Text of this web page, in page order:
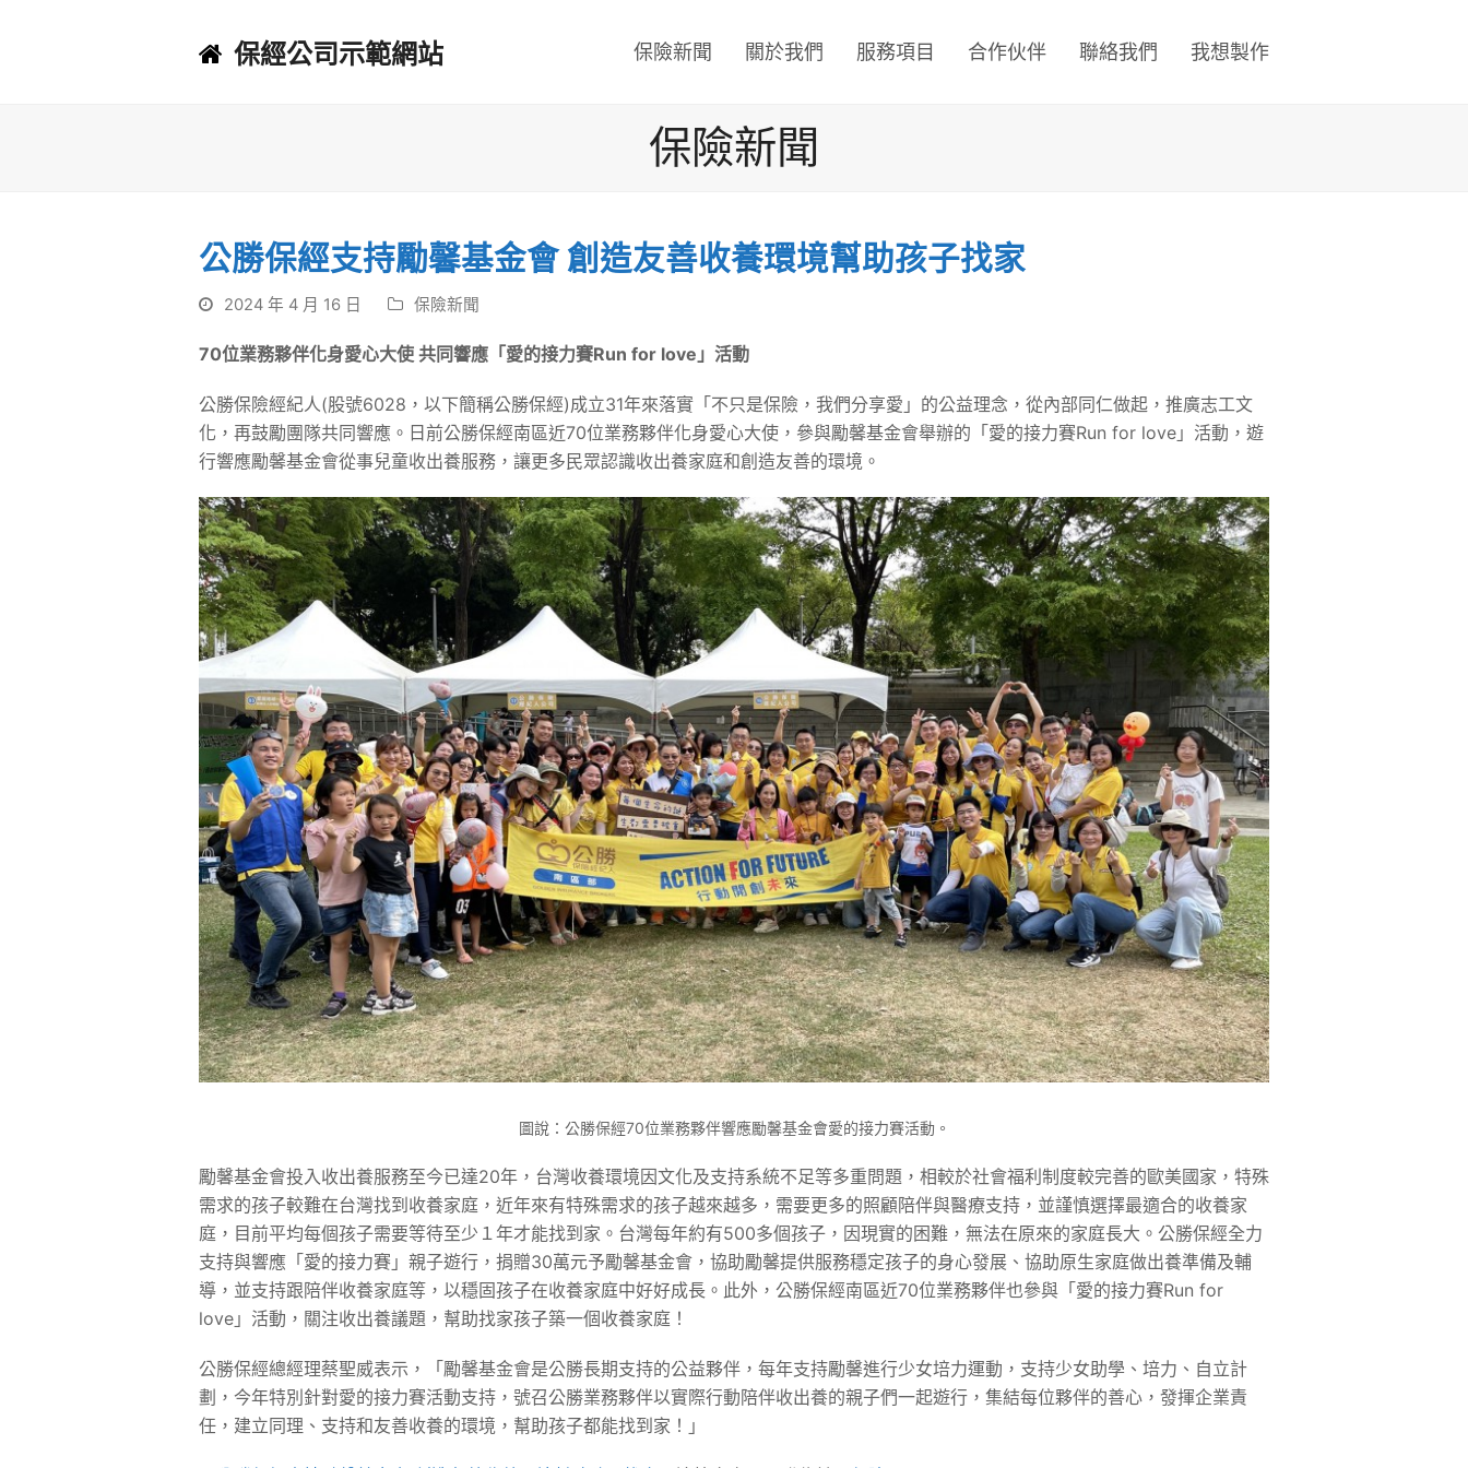
保經公司示範網站 保險新聞 關於我們 服務項目 合作伙伴 聯絡我們 我想製作
保險新聞
公勝保經支持勵馨基金會 創造友善收養環境幫助孩子找家
2024 年 4 月 16 日 保險新聞
70位業務夥伴化身愛心大使 共同響應「愛的接力賽Run for love」活動
公勝保險經紀人(股號6028，以下簡稱公勝保經)成立31年來落實「不只是保險，我們分享愛」的公益理念，從內部同仁做起，推廣志工文
化，再鼓勵團隊共同響應。日前公勝保經南區近70位業務夥伴化身愛心大使，參與勵馨基金會舉辦的「愛的接力賽Run for love」活動，遊
行響應勵馨基金會從事兒童收出養服務，讓更多民眾認識收出養家庭和創造友善的環境。
圖說：公勝保經70位業務夥伴響應勵馨基金會愛的接力賽活動。
勵馨基金會投入收出養服務至今已達20年，台灣收養環境因文化及支持系統不足等多重問題，相較於社會福利制度較完善的歐美國家，特殊
需求的孩子較難在台灣找到收養家庭，近年來有特殊需求的孩子越來越多，需要更多的照顧陪伴與醫療支持，並謹慎選擇最適合的收養家
庭，目前平均每個孩子需要等待至少１年才能找到家。台灣每年約有500多個孩子，因現實的困難，無法在原來的家庭長大。公勝保經全力
支持與響應「愛的接力賽」親子遊行，捐贈30萬元予勵馨基金會，協助勵馨提供服務穩定孩子的身心發展、協助原生家庭做出養準備及輔
導，並支持跟陪伴收養家庭等，以穩固孩子在收養家庭中好好成長。此外，公勝保經南區近70位業務夥伴也參與「愛的接力賽Run for
love」活動，關注收出養議題，幫助找家孩子築一個收養家庭！
公勝保經總經理蔡聖威表示，「勵馨基金會是公勝長期支持的公益夥伴，每年支持勵馨進行少女培力運動，支持少女助學、培力、自立計
劃，今年特別針對愛的接力賽活動支持，號召公勝業務夥伴以實際行動陪伴收出養的親子們一起遊行，集結每位夥伴的善心，發揮企業責
任，建立同理、支持和友善收養的環境，幫助孩子都能找到家！」